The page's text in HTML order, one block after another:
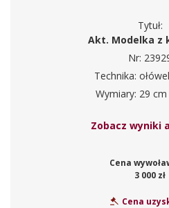
Tytuł:
Akt. Modelka z
Nr:
Technika:
Wymiary: 29
Zobacz wyniki
Cena
3 000 zł
Cena